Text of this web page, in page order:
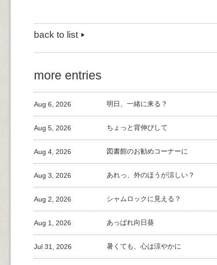
back to list
more entries
明日、一緒に来る？
Aug 6, 2026
ちょっと背伸びして
Aug 5, 2026
図書館のお勧めコーナーに
Aug 4, 2026
あれっ、外のほうが涼しい？
Aug 3, 2026
シャムロックに見える？
Aug 2, 2026
あっぱれ向日葵
Aug 1, 2026
暑くても、心は涼やかに
Jul 31, 2026